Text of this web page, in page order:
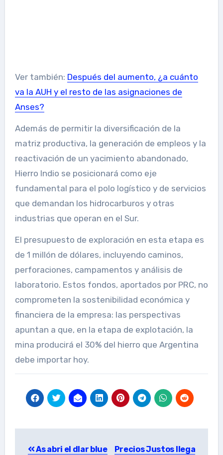
Ver también: Después del aumento, ¿a cuánto
va la AUH y el resto de las asignaciones de
Anses?
Además de permitir la diversificación de la
matriz productiva, la generación de empleos y la
reactivación de un yacimiento abandonado,
Hierro Indio se posicionará como eje
fundamental para el polo logístico y de servicios
que demandan los hidrocarburos y otras
industrias que operan en el Sur.
El presupuesto de exploración en esta etapa es
de 1 millón de dólares, incluyendo caminos,
perforaciones, campamentos y análisis de
laboratorio. Estos fondos, aportados por PRC, no
comprometen la sostenibilidad económica y
financiera de la empresa: las perspectivas
apuntan a que, en la etapa de explotación, la
mina producirá el 30% del hierro que Argentina
debe importar hoy.
As abri el dlar blue
Precios Justos llega